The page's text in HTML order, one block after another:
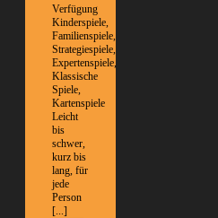
Verfügung
Kinderspiele,
Familienspiele,
Strategiespiele,
Expertenspiele,
Klassische
Spiele,
Kartenspiele
Leicht
bis
schwer,
kurz bis
lang, für
jede
Person
[...]